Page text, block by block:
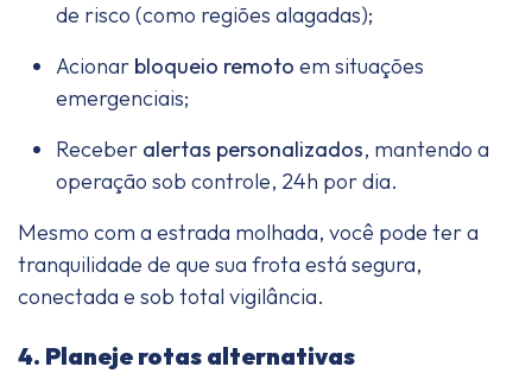
de risco (como regiões alagadas);
Acionar bloqueio remoto em situações
emergenciais;
Receber alertas personalizados, mantendo a
operação sob controle, 24h por dia.
Mesmo com a estrada molhada, você pode ter a
tranquilidade de que sua frota está segura,
conectada e sob total vigilância.
4. Planeje rotas alternativas